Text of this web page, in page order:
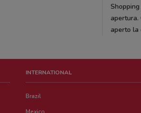
apertura.
aperto la
INTERNATIONAL
Brazil